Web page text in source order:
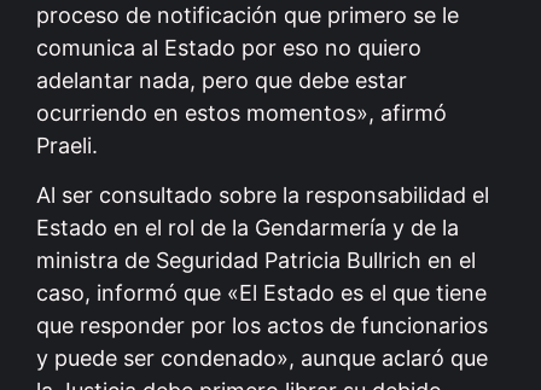
proceso de notificación que primero se le
comunica al Estado por eso no quiero
adelantar nada, pero que debe estar
ocurriendo en estos momentos», afirmó
Praeli.
Al ser consultado sobre la responsabilidad el
Estado en el rol de la Gendarmería y de la
ministra de Seguridad Patricia Bullrich en el
caso, informó que «El Estado es el que tiene
que responder por los actos de funcionarios
y puede ser condenado», aunque aclaró que